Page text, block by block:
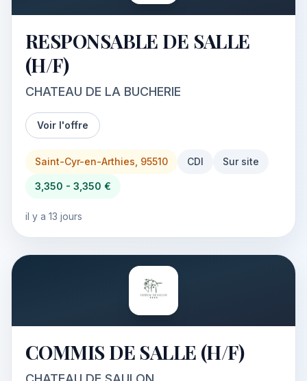
RESPONSABLE DE SALLE
(H/F)
CHATEAU DE LA BUCHERIE
Voir l'offre
Saint-Cyr-en-Arthies, 95510 CDI Sur site
3,350 - 3,350 €
il y a 13 jours
COMMIS DE SALLE (H/F)